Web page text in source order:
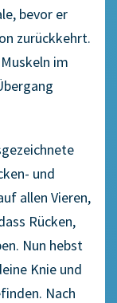
bevor er
zurückkehrt.
im
und
allen Vieren,
Rücken,
Nun hebst
Knie und
Nach